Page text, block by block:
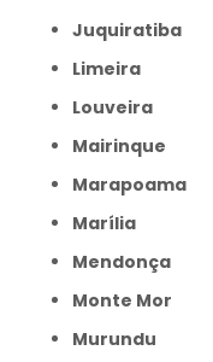
Juquiratiba
Limeira
Louveira
Mairinque
Marapoama
Marília
Mendonça
Monte Mor
Murundu